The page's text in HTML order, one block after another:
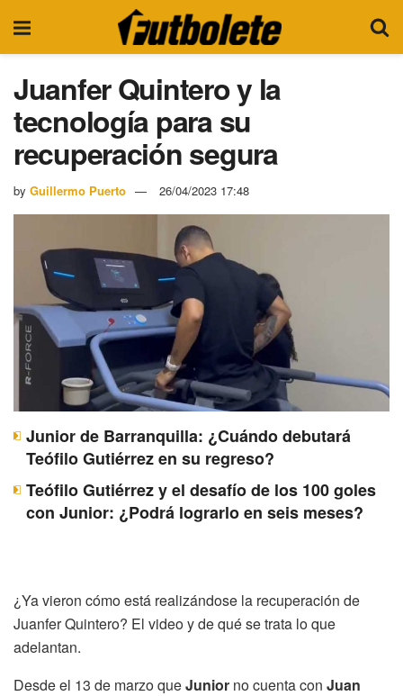
Juanfer Quintero y la
tecnología para su
recuperación segura
by Guillermo Puerto 26/04/2023 17:48
Junior de Barranquilla: ¿Cuándo debutará
Teófilo Gutiérrez en su regreso?
Teófilo Gutiérrez y el desafío de los 100 goles
con Junior: ¿Podrá lograrlo en seis meses?
¿Ya vieron cómo está realizándose la recuperación de
Juanfer Quintero? El video y de qué se trata lo que
adelantan.
Desde el 13 de marzo queJunior no cuenta con Juan